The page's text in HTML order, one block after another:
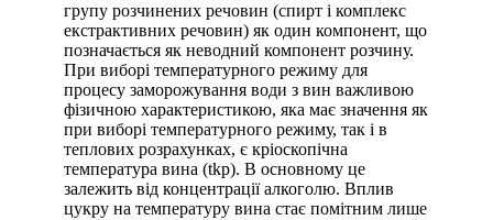
групу розчинених речовин (спирт і комплекс
екстрактивних речовин) як один компонент, що
позначається як неводний компонент розчину.
При виборі температурного режиму для
процесу заморожування води з вин важливою
фізичною характеристикою, яка має значення як
при виборі температурного режиму, так і в
теплових розрахунках, є кріоскопічна
температура вина (tkp). В основному це
залежить від концентрації алкоголю. Вплив
цукру на температуру вина стає помітним лише